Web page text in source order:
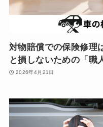
対物賠償での保険修理
と損しないための「職
2026年4月21日